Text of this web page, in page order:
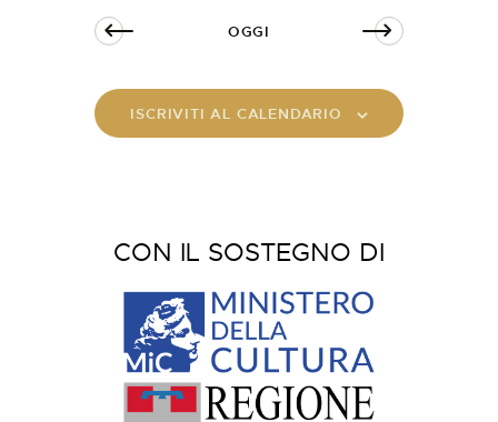
OGGI
ISCRIVITI AL CALENDARIO
CON IL SOSTEGNO DI